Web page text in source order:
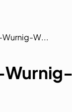
Wurnig-W...